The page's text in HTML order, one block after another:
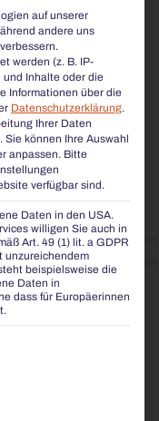
2026
Modulbank
AWARD 2026.
von digitaler
Gestaltung im
auf unserer
andere uns
werden (z. B. IP-
und Inhalte oder die
Informationen über die
Datenschutzerklärung.
Ihrer Daten
Sie können Ihre Auswahl
anpassen. Bitte
verfügbar sind.
Daten in den USA.
willigen Sie auch in
Art. 49 (1) lit. a GDPR
unzureichendem
beispielsweise die
Daten in
dass für Europäerinnen
GRUPPEN,